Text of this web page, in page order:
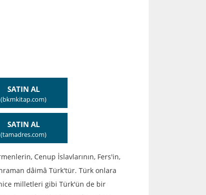
SATIN AL
(bkmkitap.com)
SATIN AL
(tamadres.com)
Cenup İslavlarının, Fers'in,
dâimâ Türk'tür. Türk onlara
milletleri gibi Türk'ün de bir